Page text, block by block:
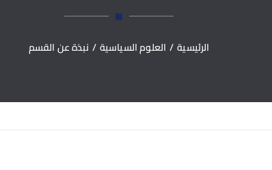
الرئيسية / العلوم السياسية/ نبذة عن القسم